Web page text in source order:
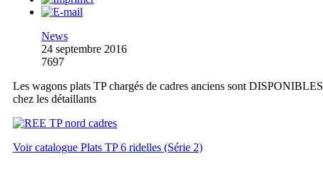
News
24 septembre 2016
7697
Les wagons plats TP chargés de cadres anciens sont DISPONIBLES
chez les détaillants
Voir catalogue Plats TP 6 ridelles (Série 2)